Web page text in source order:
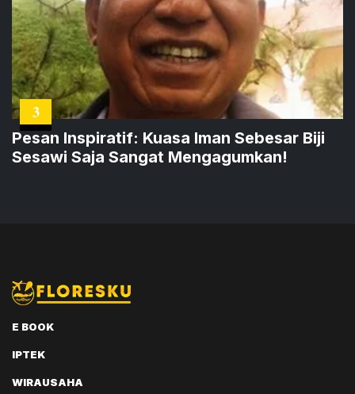
3
Pesan Inspiratif: Kuasa Iman Sebesar Biji
Sesawi Saja Sangat Mengagumkan!
E BOOK
IPTEK
WIRAUSAHA